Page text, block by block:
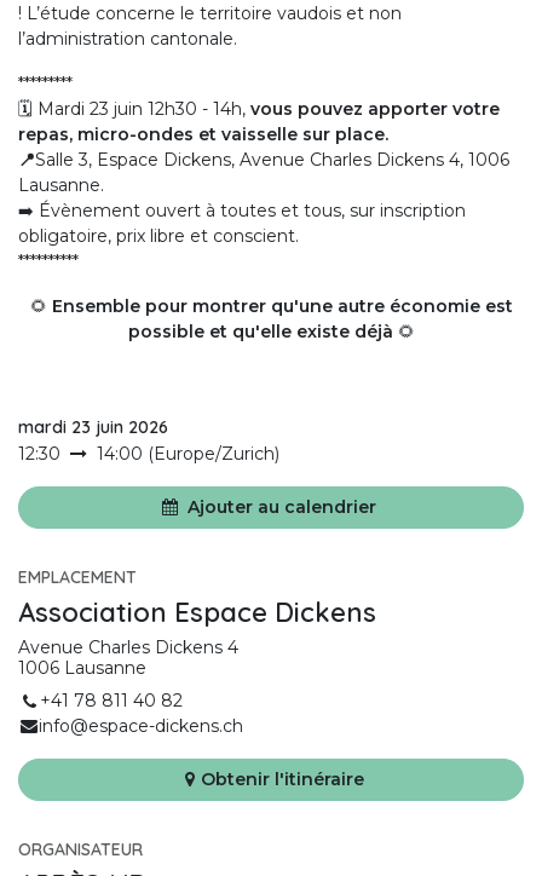
! L’étude concerne le territoire vaudois et non
l’administration cantonale.
*********
🗓️ Mardi 23 juin 12h30 - 14h, vous pouvez apporter votre
repas, micro-ondes et vaisselle sur place.
📍Salle 3, Espace Dickens, Avenue Charles Dickens 4, 1006
Lausanne.
➡️ Évènement ouvert à toutes et tous, sur inscription
obligatoire, prix libre et conscient.
**********
🌻 Ensemble pour montrer qu'une autre économie est
possible et qu'elle existe déjà 🌻
mardi 23 juin 2026
12:30
14:00 (Europe/Zurich)
Ajouter au calendrier
EMPLACEMENT
Association Espace Dickens
Avenue Charles Dickens 4
1006 Lausanne
+41 78 811 40 82
info@espace-dickens.ch
Obtenir l'itinéraire
ORGANISATEUR